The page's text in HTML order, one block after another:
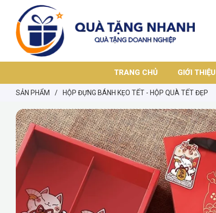
TRANG CHỦ GIỚI THIỆU
SẢN PHẨM / HỘP ĐỰNG BÁNH KẸO TẾT - HỘP QUÀ TẾT ĐẸP